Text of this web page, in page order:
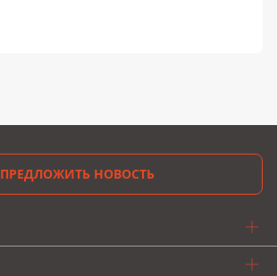
ПРЕДЛОЖИТЬ НОВОСТЬ